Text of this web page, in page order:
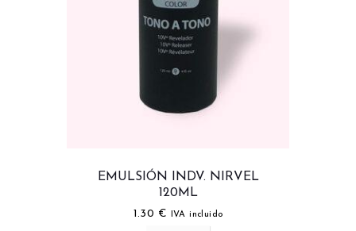
EMULSIÓN INDV. NIRVEL
120ML
1.30 € IVA incluido